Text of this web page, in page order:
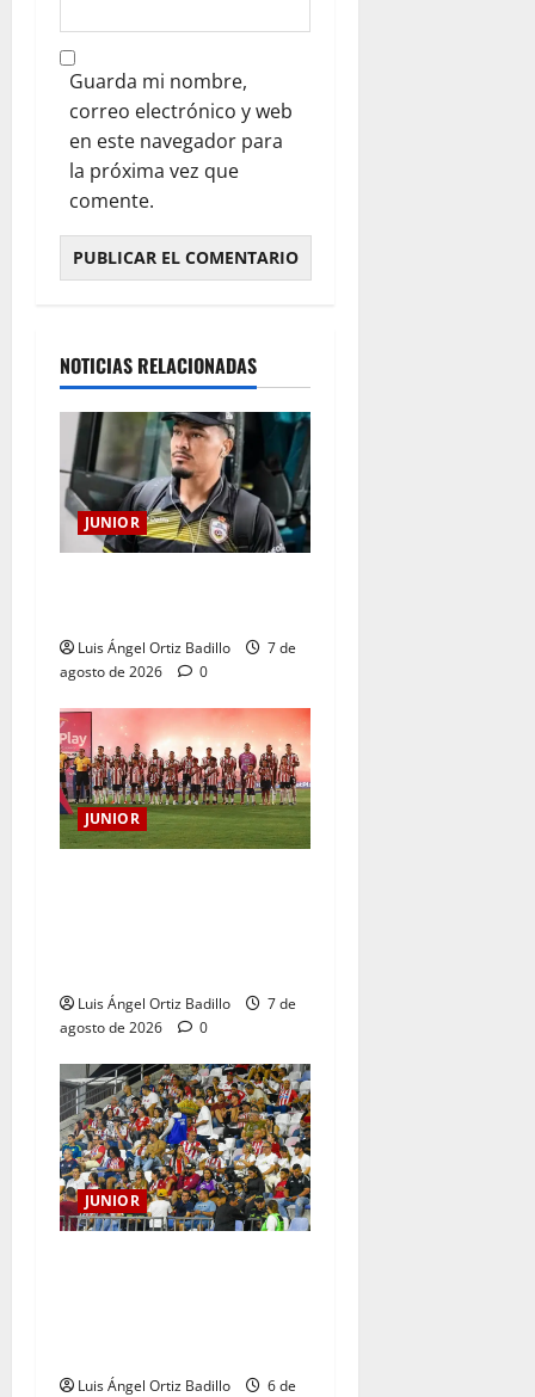
Guarda mi nombre,
correo electrónico y web
en este navegador para
la próxima vez que
comente.
NOTICIAS RELACIONADAS
JUNIOR
Luis Ángel Ortiz Badillo
7 de
agosto de 2026
0
JUNIOR
Luis Ángel Ortiz Badillo
7 de
agosto de 2026
0
JUNIOR
Luis Ángel Ortiz Badillo
6 de